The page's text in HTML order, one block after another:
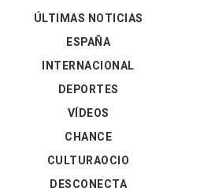
ÚLTIMAS NOTICIAS
ESPAÑA
INTERNACIONAL
DEPORTES
VÍDEOS
CHANCE
CULTURAOCIO